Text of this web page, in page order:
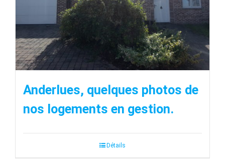
Anderlues, quelques photos de
nos logements en gestion.
Détails